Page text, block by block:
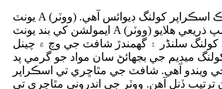
يونٽ A (ووٽر) اصل ۾ هڪ اسڪراپر کولنگ ڊيوائس آهي.
ايمولشن کي بند يونٽ A (ووٽر) ۾ هاءِ پريشر پمپ ذريعي هلايو
کولنگ سلنڈر ۽ گھمندڙ شافٽ جي وچ ۾ چينل
ميڊيم جي بجھائڻ سان مواد جو گرمي پد
ويندو آهي. شافٽ جي مٿاڇري تي اسڪراپر
ڏنل آهن. ووٽر جي اندروني مٿاڇري تي